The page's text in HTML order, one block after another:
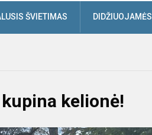
ŠVIETIMAS DIDŽIUOJAMĖS
kelionė!